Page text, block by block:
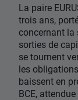
La paire
trois ans,
concernant la
sorties de
se tournent
les
baissent en
BCE,